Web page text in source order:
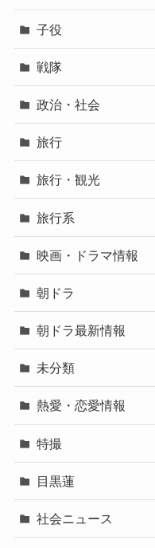
子役
戦隊
政治・社会
旅行
旅行・観光
旅行系
映画・ドラマ情報
朝ドラ
朝ドラ最新情報
未分類
熱愛・恋愛情報
特撮
目黒蓮
社会ニュース